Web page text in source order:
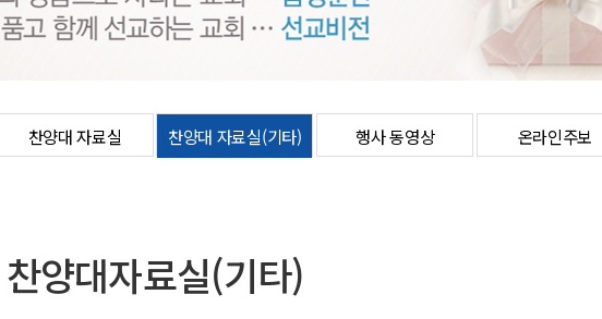
온라인주보
찬양대 자료실 찬양대 자료실(기타) 행사 동영상 온라인주보
찬양대자료실(기타)